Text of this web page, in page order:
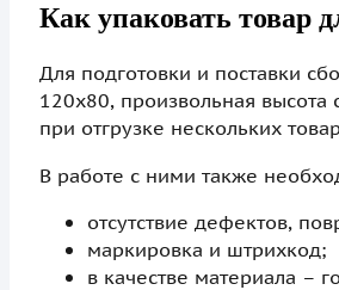
Как упаковать товар
Для подготовки и поставки
120х80, произвольная высота
при отгрузке нескольких
В работе с ними также
отсутствие дефектов,
маркировка и штрихкод;
в качестве материала –